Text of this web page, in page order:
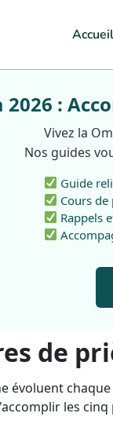
Accueil
2026 :
Vivez la
Nos guides
Guide
Cours
Rappels
de
évoluent
les